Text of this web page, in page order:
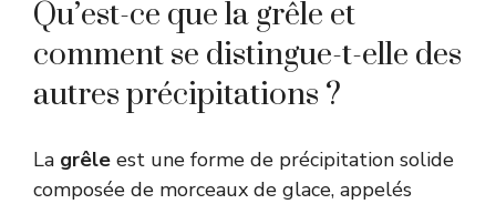
Qu’est-ce que la grêle et
comment se distingue-t-elle des
autres précipitations ?
La grêle est une forme de précipitation solide
composée de morceaux de glace, appelés